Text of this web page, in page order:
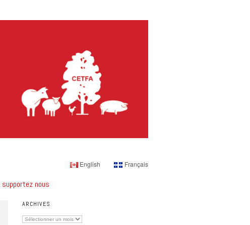
English Français
supportez nous
ARCHIVES
Archives